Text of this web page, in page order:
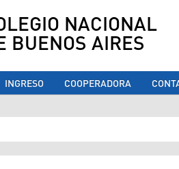
NACIONAL
BUENOS AIRES
INGRESO COOPERADORA
usted aquí